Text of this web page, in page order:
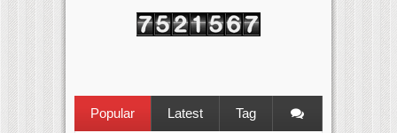
Popular Latest Tag